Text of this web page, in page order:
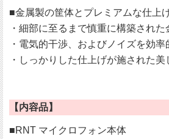
■金属製の筐体とプレミアムな仕上
・細部に至るまで慎重に構築され
・電気的干渉、およびノイズを効率
・しっかりした仕上げが施された美
【内容品】
■RNT マイクロフォン本体